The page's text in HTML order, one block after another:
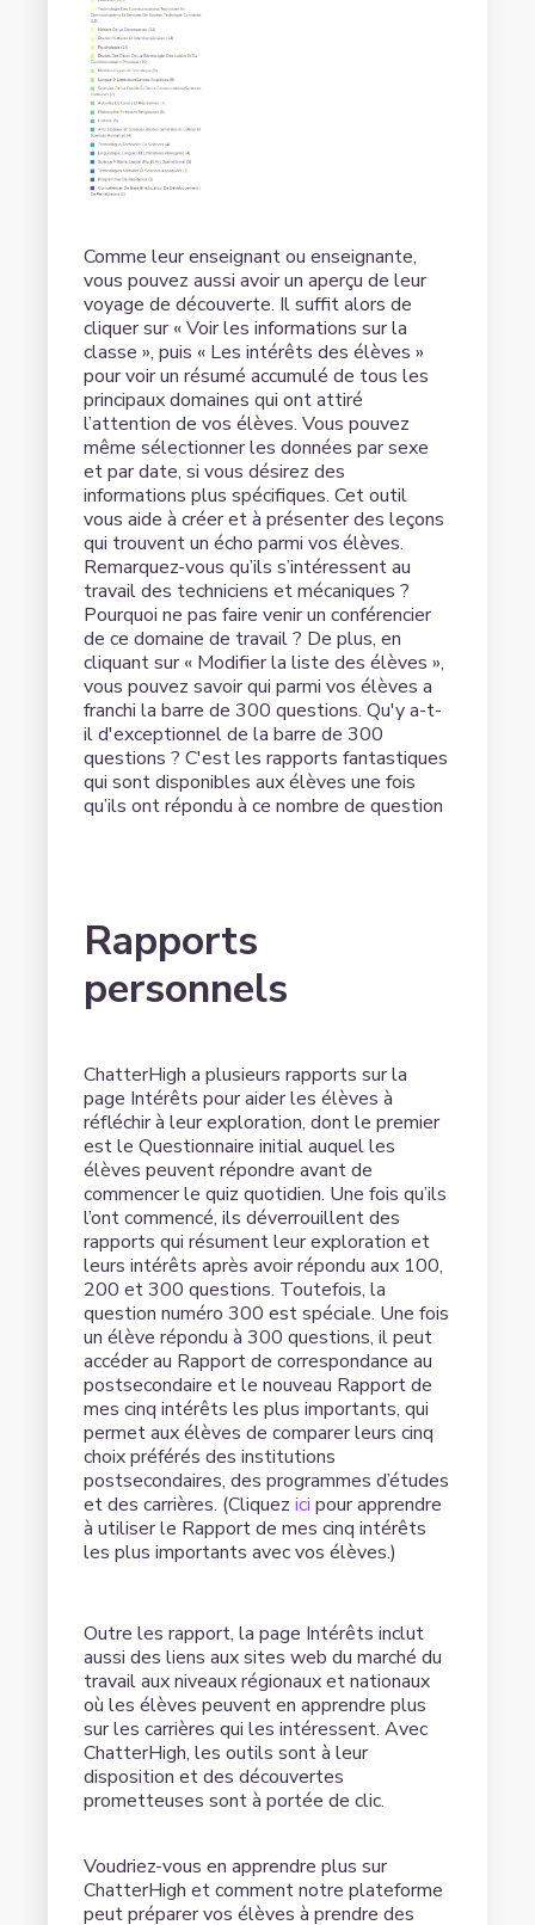
Comme leur enseignant ou enseignante,
vous pouvez aussi avoir un aperçu de leur
voyage de découverte. Il suffit alors de
cliquer sur « Voir les informations sur la
classe », puis « Les intérêts des élèves »
pour voir un résumé accumulé de tous les
principaux domaines qui ont attiré
l’attention de vos élèves. Vous pouvez
même sélectionner les données par sexe
et par date, si vous désirez des
informations plus spécifiques. Cet outil
vous aide à créer et à présenter des leçons
qui trouvent un écho parmi vos élèves.
Remarquez-vous qu’ils s’intéressent au
travail des techniciens et mécaniques ?
Pourquoi ne pas faire venir un conférencier
de ce domaine de travail ? De plus, en
cliquant sur « Modifier la liste des élèves »,
vous pouvez savoir qui parmi vos élèves a
franchi la barre de 300 questions. Qu'y a-t-
il d'exceptionnel de la barre de 300
questions ? C'est les rapports fantastiques
qui sont disponibles aux élèves une fois
qu’ils ont répondu à ce nombre de question
Rapports
personnels
ChatterHigh a plusieurs rapports sur la
page Intérêts pour aider les élèves à
réfléchir à leur exploration, dont le premier
est le Questionnaire initial auquel les
élèves peuvent répondre avant de
commencer le quiz quotidien. Une fois qu’ils
l’ont commencé, ils déverrouillent des
rapports qui résument leur exploration et
leurs intérêts après avoir répondu aux 100,
200 et 300 questions. Toutefois, la
question numéro 300 est spéciale. Une fois
un élève répondu à 300 questions, il peut
accéder au Rapport de correspondance au
postsecondaire et le nouveau Rapport de
mes cinq intérêts les plus importants, qui
permet aux élèves de comparer leurs cinq
choix préférés des institutions
postsecondaires, des programmes d’études
et des carrières. (Cliquezici pour apprendre
à utiliser le Rapport de mes cinq intérêts
les plus importants avec vos élèves.)
Outre les rapport, la page Intérêts inclut
aussi des liens aux sites web du marché du
travail aux niveaux régionaux et nationaux
où les élèves peuvent en apprendre plus
sur les carrières qui les intéressent. Avec
ChatterHigh, les outils sont à leur
disposition et des découvertes
prometteuses sont à portée de clic.
Voudriez-vous en apprendre plus sur
ChatterHigh et comment notre plateforme
peut préparer vos élèves à prendre des